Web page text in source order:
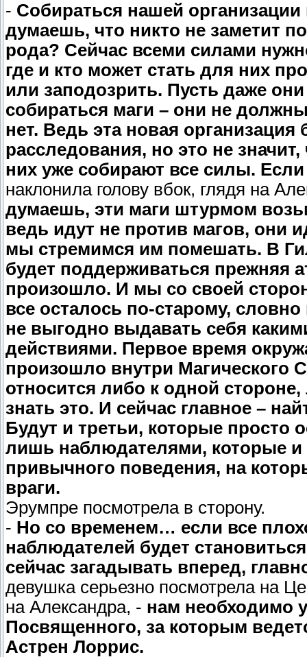
- Собираться нашей
думаешь, что никто не заметит
рода? Сейчас всеми силами
где и кто может стать для них
или заподозрить. Пусть даже
собираться маги – они не
нет. Ведь эта новая
расследования, но это не
них уже собирают все силы.
наклонила голову вбок, глядя на
думаешь, эти маги штурмом
ведь идут не против магов, они
мы стремимся им помешать. В
будет поддерживаться прежняя
произошло. И мы со своей
все осталось по-старому,
не выгодно выдавать себя
действиями. Первое время
произошло внутри Магического
относится либо к одной
знать это. И сейчас главное –
Будут и третьи, которые просто
лишь наблюдателями, которые и
привычного поведения, на
враги.
Эрумпре посмотрела в сторону.
- Но со временем… если все
наблюдателей будет
сейчас загадывать вперед,
девушка серьезно посмотрела на
на Александра, - нам необходимо
Посвященного, за которым
Астрен Лоррис.